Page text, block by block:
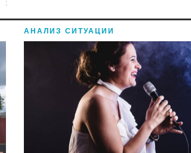
АНАЛИЗ СИТУАЦИИ